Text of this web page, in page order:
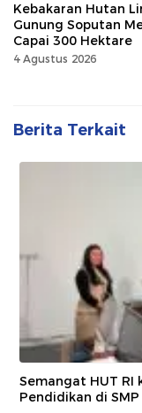
Kebakaran Hutan
Gunung Soputan
Capai 300 Hektare
4 Agustus 2026
Berita Terkait
Semangat HUT RI
Pendidikan di